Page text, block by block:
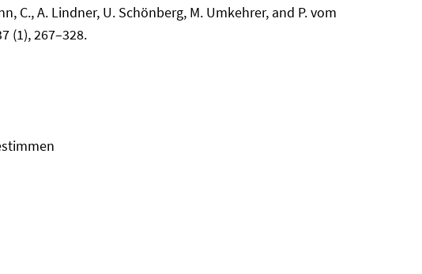
A. Lindner, U. Schönberg, M. Umkehrer, and P. vom
(1), 267–328.